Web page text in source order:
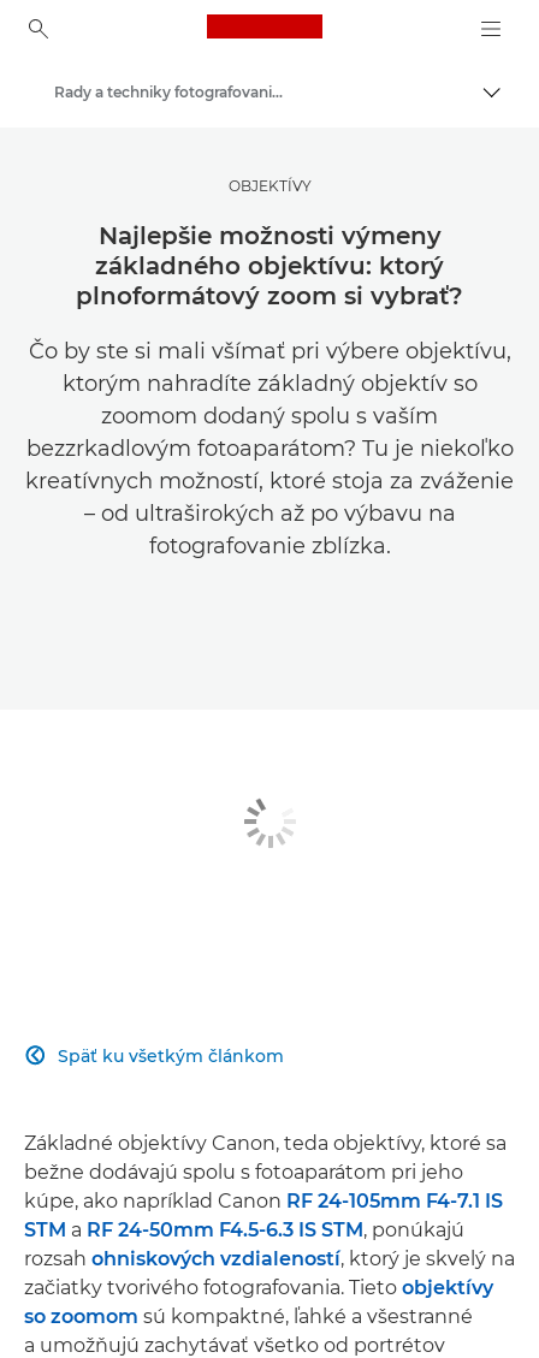
Canon Logo, back to
Inšpirujte sa | Tipy na fotografovanie, tlač a návody pre kupujúcich
Rady a techniky fotografovania a tlače
OBJEKTÍVY
Najlepšie možnosti výmeny
základného objektívu: ktorý
plnoformátový zoom si vybrať?
Čo by ste si mali všímať pri výbere objektívu,
ktorým nahradíte základný objektív so
zoomom dodaný spolu s vaším
bezzrkadlovým fotoaparátom? Tu je niekoľko
kreatívnych možností, ktoré stoja za zváženie
– od ultraširokých až po výbavu na
fotografovanie zblízka.
Späť ku všetkým článkom

Základné objektívy Canon, teda objektívy, ktoré sa
bežne dodávajú spolu s fotoaparátom pri jeho
kúpe, ako napríklad Canon RF 24-105mm F4-7.1 IS
STM a RF 24-50mm F4.5-6.3 IS STM, ponúkajú
rozsah ohniskových vzdialeností, ktorý je skvelý na
začiatky tvorivého fotografovania. Tieto objektívy
so zoomom sú kompaktné, ľahké a všestranné
a umožňujú zachytávať všetko od portrétov